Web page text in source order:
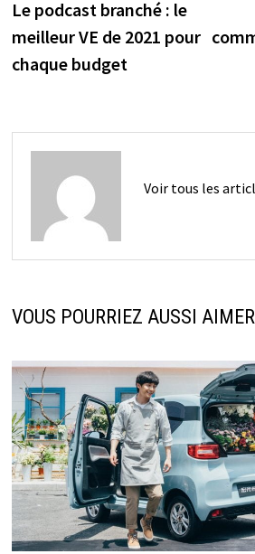
de
l’article
précédente :
Le podcast branché : le
meilleur VE de 2021 pour
chaque budget
Voir tous les
VOUS POURRIEZ AUSSI AIMER